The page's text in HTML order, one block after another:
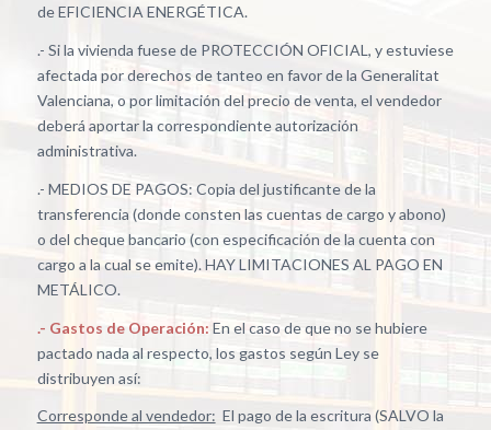
de EFICIENCIA ENERGÉTICA.
.- Si la vivienda fuese de PROTECCIÓN OFICIAL, y estuviese
afectada por derechos de tanteo en favor de la Generalitat
Valenciana, o por limitación del precio de venta, el vendedor
deberá aportar la correspondiente autorización
administrativa.
.- MEDIOS DE PAGOS: Copia del justificante de la
transferencia (donde consten las cuentas de cargo y abono)
o del cheque bancario (con especificación de la cuenta con
cargo a la cual se emite). HAY LIMITACIONES AL PAGO EN
METÁLICO.
.- Gastos de Operación: En el caso de que no se hubiere
pactado nada al respecto, los gastos según Ley se
distribuyen así:
Corresponde al vendedor: El pago de la escritura (SALVO la